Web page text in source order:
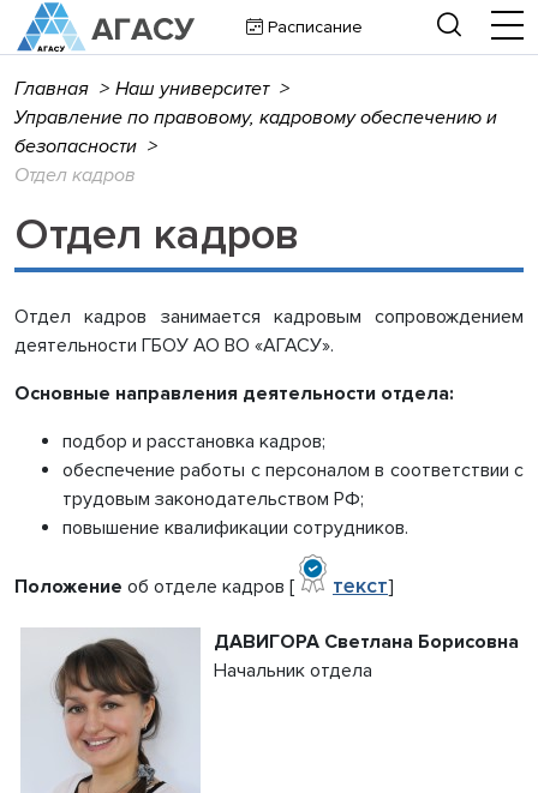
Расписание
Главная > Наш университет >
Управление по правовому, кадровому обеспечению и
безопасности >
Отдел кадров
Отдел кадров
Отдел кадров занимается кадровым сопровождением
деятельности ГБОУ АО ВО «АГАСУ».
Основные направления деятельности отдела:
подбор и расстановка кадров;
обеспечение работы с персоналом в соответствии с
трудовым законодательством РФ;
повышение квалификации сотрудников.
Положение об отделе кадров [ текст]
ДАВИГОРА Светлана Борисовна
Начальник отдела